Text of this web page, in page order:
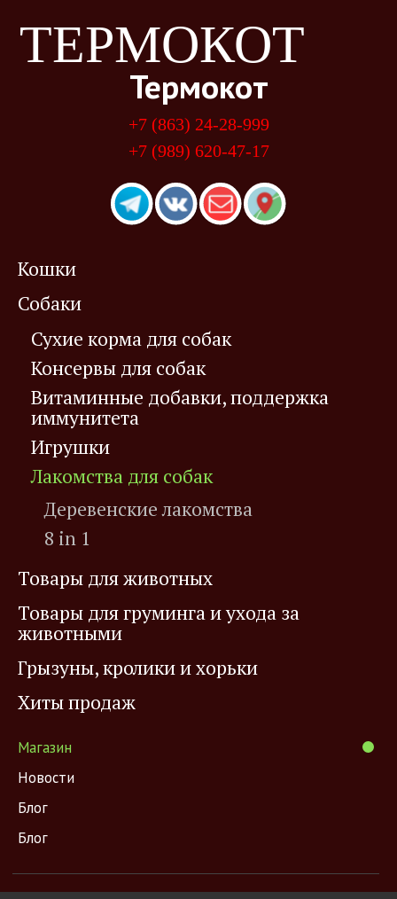
ТЕРМОКОТ
Термокот
+7 (863) 24-28-999
+7 (989) 620-47-17
Кошки
Собаки
Сухие корма для собак
Консервы для собак
Витаминные добавки, поддержка
иммунитета
Игрушки
Лакомства для собак
Деревенские лакомства
8 in 1
Товары для животных
Товары для груминга и ухода за
животными
Грызуны, кролики и хорьки
Хиты продаж
Магазин
Новости
Блог
Блог